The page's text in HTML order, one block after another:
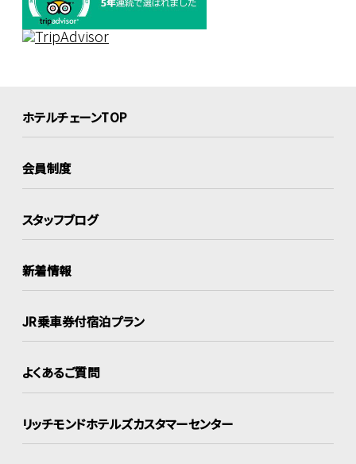
ホテルチェーンTOP
会員制度
スタッフブログ
新着情報
JR乗車券付宿泊プラン
よくあるご質問
リッチモンドホテルズカスタマーセンター